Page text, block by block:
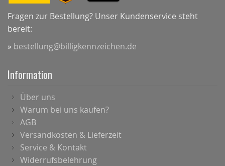
Fragen zur Bestellung? Unser Kundenservice steht
bereit:
» bestellung@billigkennzeichen.de
Information
Über uns
Warum bei uns kaufen?
AGB
Versandkosten & Lieferzeit
Service & Kontakt
Widerrufsbelehrung